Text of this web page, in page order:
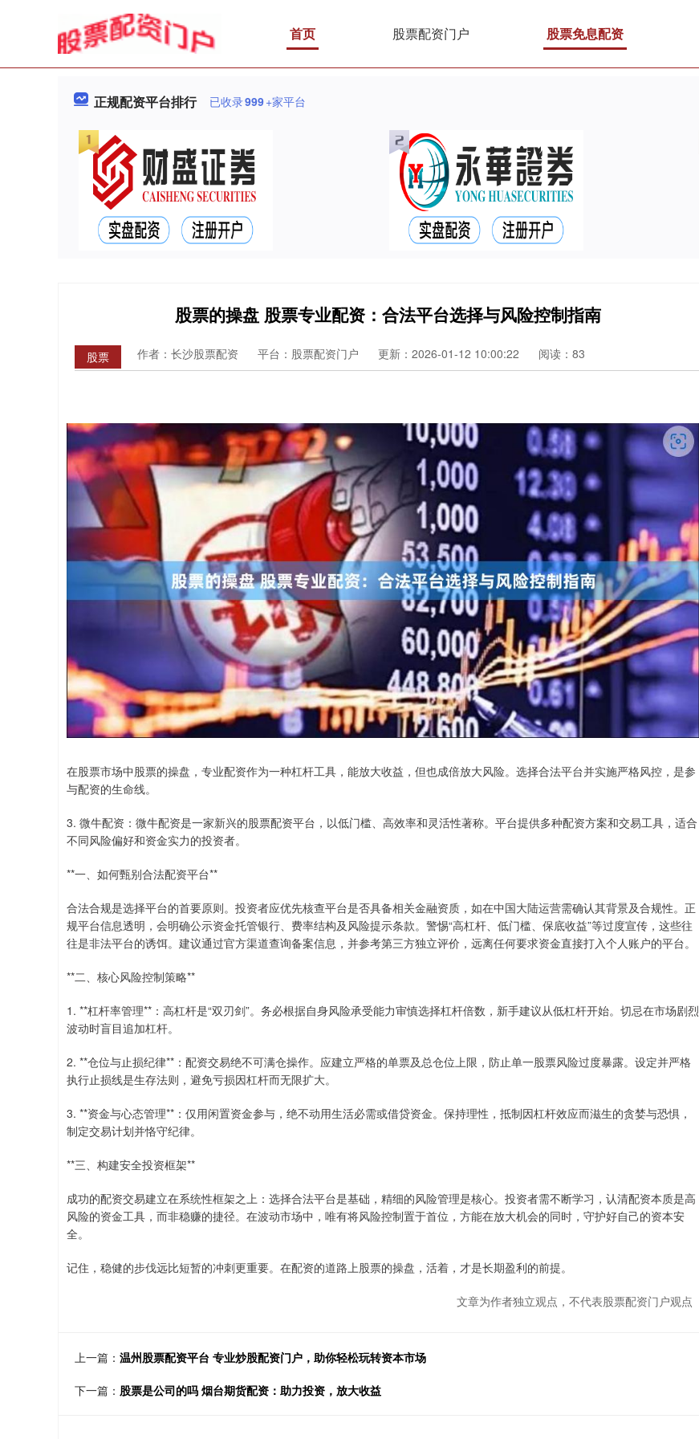
首页 股票配资门户 股票免息配资
正规配资平台排行 已收录999+家平台
股票的操盘 股票专业配资：合法平台选择与风险控制指南
股票 作者：长沙股票配资 平台：股票配资门户 更新：2026-01-12 10:00:22 阅读：83
在股票市场中股票的操盘，专业配资作为一种杠杆工具，能放大收益，但也成倍放大风险。选择合法平台并实施严格风控，是参
与配资的生命线。
3. 微牛配资：微牛配资是一家新兴的股票配资平台，以低门槛、高效率和灵活性著称。平台提供多种配资方案和交易工具，适合
不同风险偏好和资金实力的投资者。
**一、如何甄别合法配资平台**
合法合规是选择平台的首要原则。投资者应优先核查平台是否具备相关金融资质，如在中国大陆运营需确认其背景及合规性。正
规平台信息透明，会明确公示资金托管银行、费率结构及风险提示条款。警惕“高杠杆、低门槛、保底收益”等过度宣传，这些往
往是非法平台的诱饵。建议通过官方渠道查询备案信息，并参考第三方独立评价，远离任何要求资金直接打入个人账户的平台。
**二、核心风险控制策略**
1. **杠杆率管理**：高杠杆是“双刃剑”。务必根据自身风险承受能力审慎选择杠杆倍数，新手建议从低杠杆开始。切忌在市场剧烈
波动时盲目追加杠杆。
2. **仓位与止损纪律**：配资交易绝不可满仓操作。应建立严格的单票及总仓位上限，防止单一股票风险过度暴露。设定并严格
执行止损线是生存法则，避免亏损因杠杆而无限扩大。
3. **资金与心态管理**：仅用闲置资金参与，绝不动用生活必需或借贷资金。保持理性，抵制因杠杆效应而滋生的贪婪与恐惧，
制定交易计划并恪守纪律。
**三、构建安全投资框架**
成功的配资交易建立在系统性框架之上：选择合法平台是基础，精细的风险管理是核心。投资者需不断学习，认清配资本质是高
风险的资金工具，而非稳赚的捷径。在波动市场中，唯有将风险控制置于首位，方能在放大机会的同时，守护好自己的资本安
全。
记住，稳健的步伐远比短暂的冲刺更重要。在配资的道路上股票的操盘，活着，才是长期盈利的前提。
文章为作者独立观点，不代表股票配资门户观点
上一篇： 温州股票配资平台 专业炒股配资门户，助你轻松玩转资本市场
下一篇： 股票是公司的吗 烟台期货配资：助力投资，放大收益